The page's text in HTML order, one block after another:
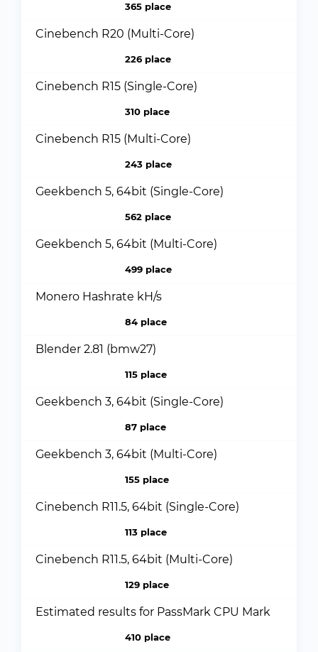
365 place
Cinebench R20 (Multi-Core)
226 place
Cinebench R15 (Single-Core)
310 place
Cinebench R15 (Multi-Core)
243 place
Geekbench 5, 64bit (Single-Core)
562 place
Geekbench 5, 64bit (Multi-Core)
499 place
Monero Hashrate kH/s
84 place
Blender 2.81 (bmw27)
115 place
Geekbench 3, 64bit (Single-Core)
87 place
Geekbench 3, 64bit (Multi-Core)
155 place
Cinebench R11.5, 64bit (Single-Core)
113 place
Cinebench R11.5, 64bit (Multi-Core)
129 place
Estimated results for PassMark CPU Mark
410 place